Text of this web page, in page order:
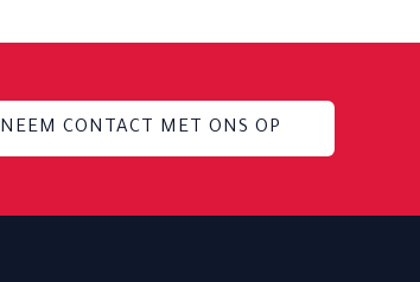
NEEM CONTACT MET ONS OP